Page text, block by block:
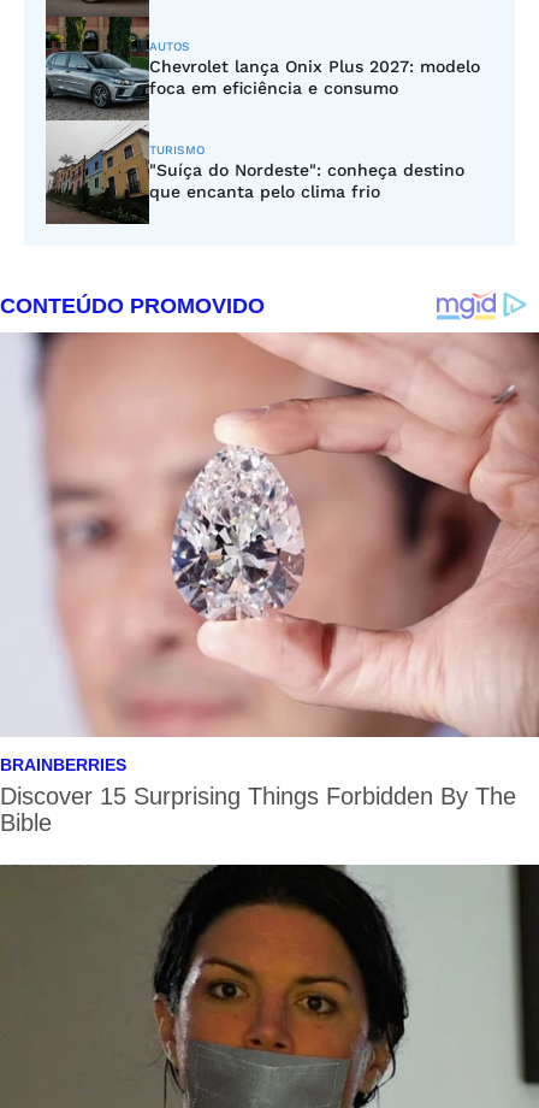
AUTOS
Chevrolet lança Onix Plus 2027: modelo
foca em eficiência e consumo
TURISMO
"Suíça do Nordeste": conheça destino
que encanta pelo clima frio